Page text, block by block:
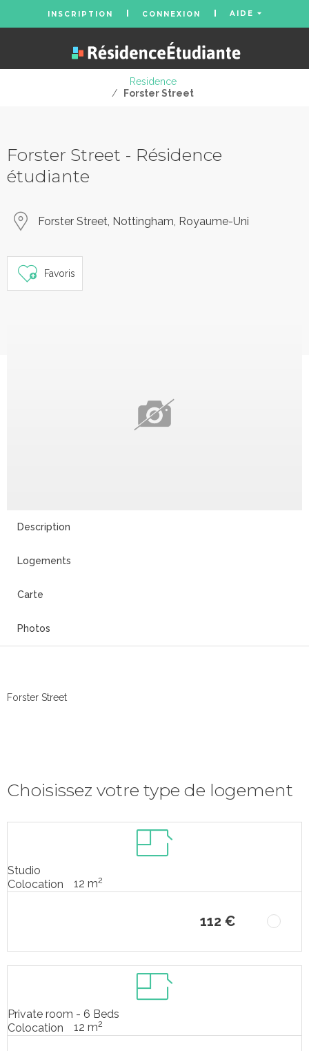
INSCRIPTION CONNEXION AIDE
Residence
/
Forster Street
Forster Street - Résidence
étudiante
Forster Street, Nottingham, Royaume-Uni
Favoris
Description
Logements
Carte
Photos
Forster Street
Choisissez votre type de logement
Studio
Colocation
12 m2
112 €
Private room - 6 Beds
Colocation
12 m2